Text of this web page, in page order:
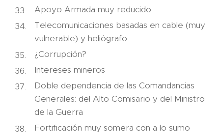
Apoyo Armada muy reducido
Telecomunicaciones basadas en cable (muy
vulnerable) y heliógrafo
¿Corrupción?
Intereses mineros
Doble dependencia de las Comandancias
Generales: del Alto Comisario y del Ministro
de la Guerra
Fortificación muy somera con a lo sumo